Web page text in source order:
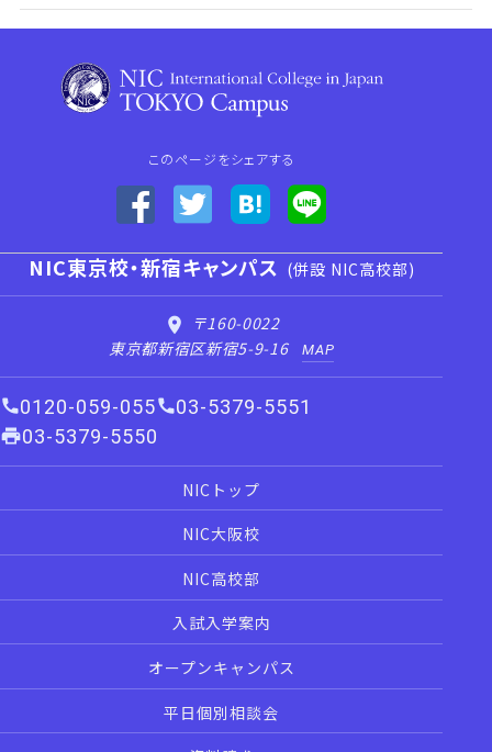
このページをシェアする
NIC東京校・新宿キャンパス (併設 NIC高校部)
〒160-0022
東京都新宿区新宿5-9-16
MAP
0120-059-055
03-5379-5551
03-5379-5550
NICトップ
NIC大阪校
NIC高校部
入試入学案内
オープンキャンパス
平日個別相談会